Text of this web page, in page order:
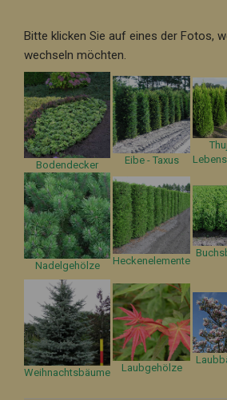
Bitte klicken Sie auf eines der Fotos,
wechseln möchten.
Bodendecker Eibe - Taxus
Nadelgehölze Heckenelemente
Weihnachtsbäume Laubgehölze